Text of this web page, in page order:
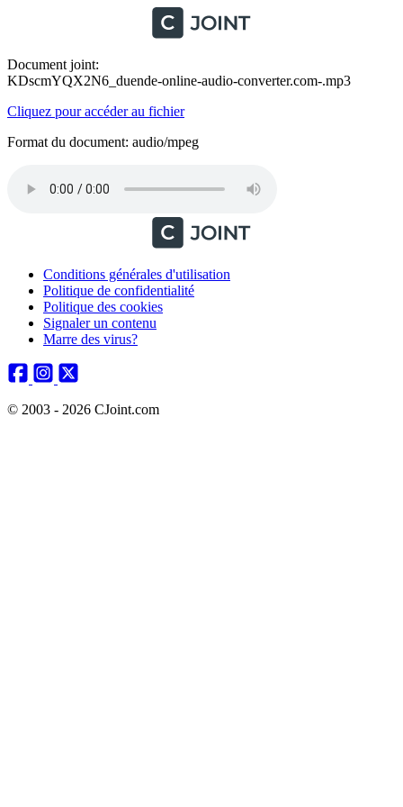
Document joint:
KDscmYQX2N6_duende-online-audio-converter.com-.mp3
Cliquez pour accéder au fichier
Format du document: audio/mpeg
Conditions générales d'utilisation
Politique de confidentialité
Politique des cookies
Signaler un contenu
Marre des virus?
© 2003 - 2026 CJoint.com